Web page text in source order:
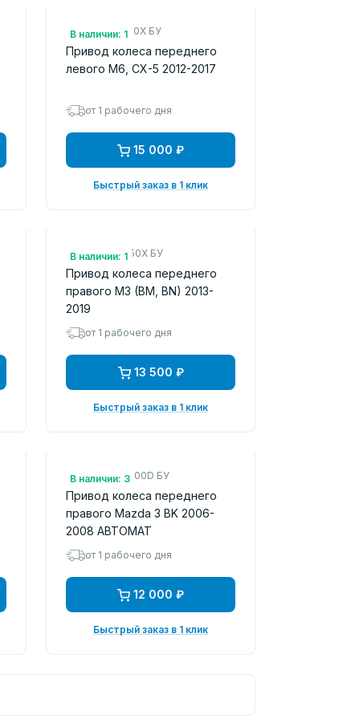
В наличии: 1
Арт.: FTB62560X БУ
Привод колеса переднего
левого M6, CX-5 2012-2017
от 1 рабочего дня
15 000 ₽
Быстрый заказ в 1 клик
В наличии: 1
Арт.: GDC32550X БУ
Привод колеса переднего
правого M3 (BM, BN) 2013-
2019
от 1 рабочего дня
13 500 ₽
Быстрый заказ в 1 клик
В наличии: 3
Арт.: GG4425500D БУ
Привод колеса переднего
правого Mazda 3 BK 2006-
2008 АВТОМАТ
от 1 рабочего дня
12 000 ₽
Быстрый заказ в 1 клик